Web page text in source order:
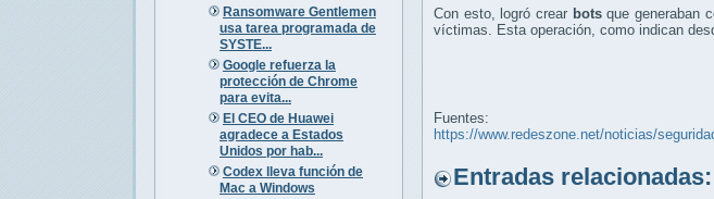
Ransomware Gentlemen
usa tarea programada de
SYSTE...
Google refuerza la
protección de Chrome
para evita...
El CEO de Huawei
agradece a Estados
Unidos por hab...
Codex lleva función de
Mac a Windows
Con esto, logró crear botsque generaban
víctimas. Esta operación, como indican
Fuentes:
https://www.redeszone.net/noticias/
Entradas relacionadas: